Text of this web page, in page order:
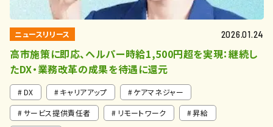
ニュースリリース 2026.01.24
高市施策に即応、ヘルパー時給1,500円超を実現：継続し
たDX・業務改革の成果を待遇に還元
DX キャリアアップ
ケアマネジャー
サービス提供責任者
リモートワーク
昇給